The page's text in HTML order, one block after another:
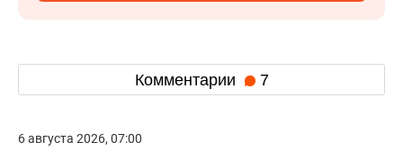
Комментарии 7
6 августа 2026, 07:00